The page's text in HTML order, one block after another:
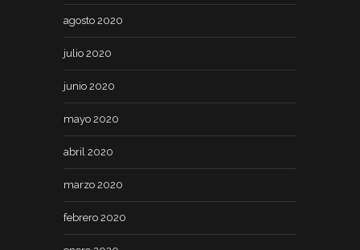
agosto 2020
julio 2020
junio 2020
mayo 2020
abril 2020
marzo 2020
febrero 2020